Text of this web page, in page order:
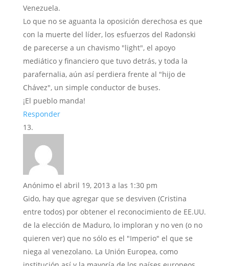
Venezuela.
Lo que no se aguanta la oposición derechosa es que
con la muerte del líder, los esfuerzos del Radonski
de parecerse a un chavismo "light", el apoyo
mediático y financiero que tuvo detrás, y toda la
parafernalia, aún así perdiera frente al "hijo de
Chávez", un simple conductor de buses.
¡El pueblo manda!
Responder
Anónimo el abril 19, 2013 a las 1:30 pm
Gido, hay que agregar que se desviven (Cristina
entre todos) por obtener el reconocimiento de EE.UU.
de la elección de Maduro, lo imploran y no ven (o no
quieren ver) que no sólo es el "Imperio" el que se
niega al venezolano. La Unión Europea, como